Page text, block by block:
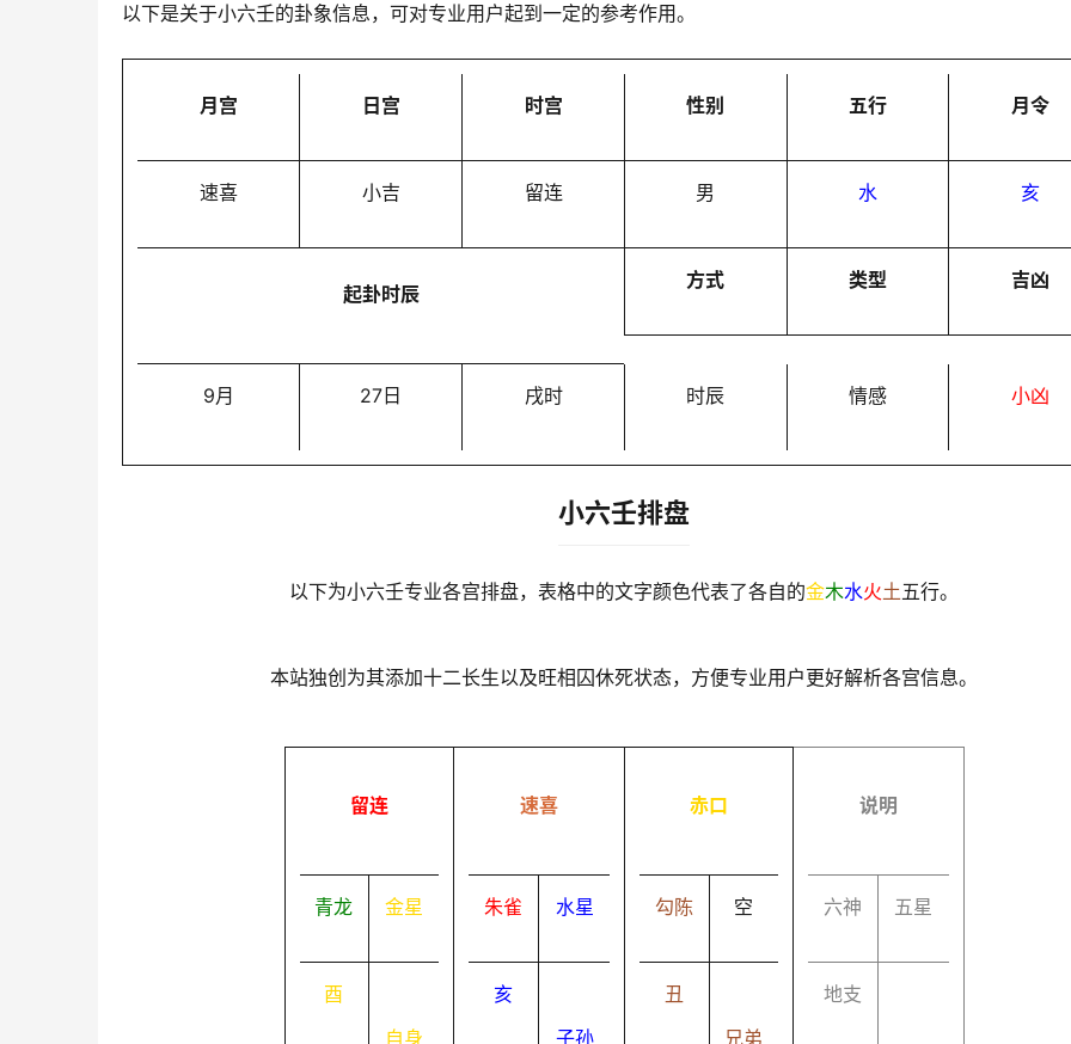
以下是关于小六壬的卦象信息，可对专业用户起到一定的参考作用。
月宫 日宫 时宫 性别 五行 月令
速喜 小吉 留连 男 水 亥
起卦时辰
方式 类型 吉凶
9月 27日 戌时 时辰 情感 小凶
小六壬排盘
以下为小六壬专业各宫排盘，表格中的文字颜色代表了各自的金木水火土五行。
本站独创为其添加十二长生以及旺相囚休死状态，方便专业用户更好解析各宫信息。
留连
青龙 金星
酉
自身
速喜
朱雀 水星
亥
子孙
赤口
勾陈 空
丑
兄弟
说明
六神 五星
地支